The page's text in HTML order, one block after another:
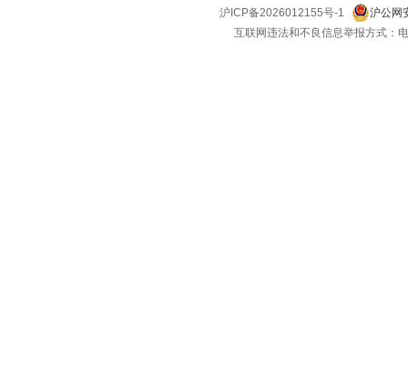
沪ICP备2026012155号-1
沪公网
互联网违法和不良信息举报方式：